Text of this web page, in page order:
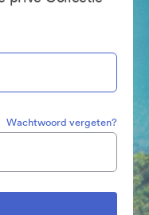
Wachtwoord vergeten?